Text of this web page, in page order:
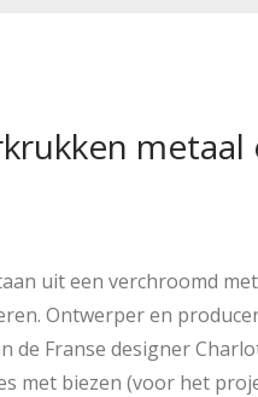
metaal
uit een verchroomd
Ontwerper en
de Franse designer
met biezen (voor het